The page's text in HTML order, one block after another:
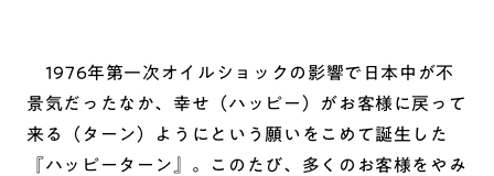
1976年第一次オイルショックの影響で日本中が不
景気だったなか、幸せ（ハッピー）がお客様に戻って
来る（ターン）ようにという願いをこめて誕生した
『ハッピーターン』。このたび、多くのお客様をやみ